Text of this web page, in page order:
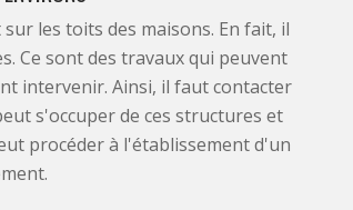
les toits des maisons. En fait, il
Ce sont des travaux qui peuvent
intervenir. Ainsi, il faut contacter
s'occuper de ces structures et
procéder à l'établissement d'un